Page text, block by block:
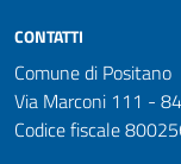
CONTATTI
Comune di Positano
Via Marconi 111 -
Codice fiscale